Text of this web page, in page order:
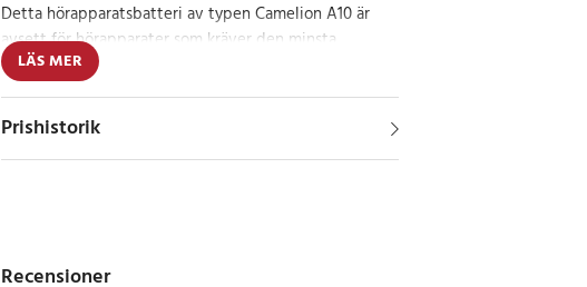
Detta hörapparatsbatteri av typen Camelion A10 är
avsett för hörapparater som kräver den minsta
batteristorleken. Denna batterityp använder Zinc-Air-
teknik, vilket ger jämn spänning och tillförlitlig
funktion under användning. Den gula färgkoden gör
det enkelt att identifiera rätt batteri vid byte.
mindre hörapparater där låg vikt och exakt passform är
LÄS MER
Prishistorik
Recensioner